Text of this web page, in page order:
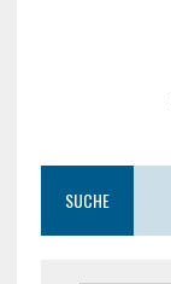
SUCHE